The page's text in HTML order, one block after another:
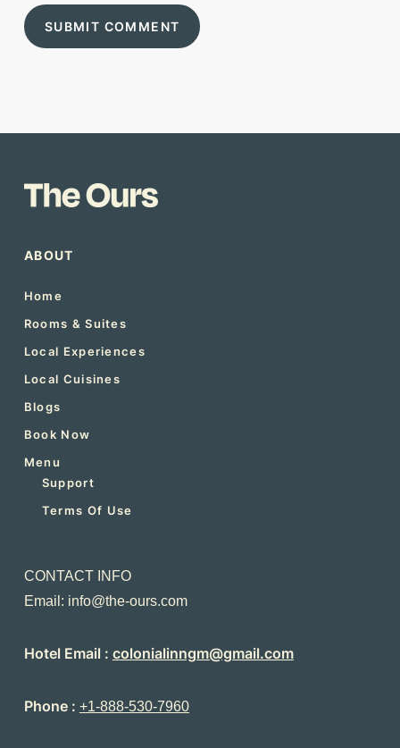
ABOUT
Home
Rooms & Suites
Local Experiences
Local Cuisines
Blogs
Book Now
Menu
Support
Terms Of Use
CONTACT INFO
Email: info@the-ours.com
Hotel Email : colonialinngm@gmail.com
Phone : +1-888-530-7960